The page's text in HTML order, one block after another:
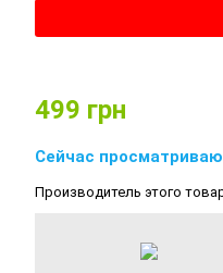
499 грн
Сейчас
Производитель этого